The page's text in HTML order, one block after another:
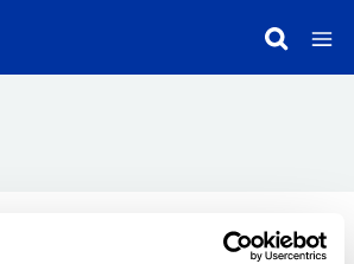
behöver du använda mobilt